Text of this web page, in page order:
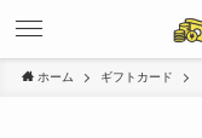
ホーム ギフトカード